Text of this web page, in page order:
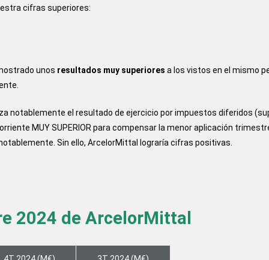
cifras superiores:
unos resultados muy superiores a los vistos en el mismo
notablemente el resultado de ejercicio por impuestos diferidos
MUY SUPERIOR para compensar la menor aplicación
Sin ello, ArcelorMittal lograría cifras positivas.
2024 de ArcelorMittal